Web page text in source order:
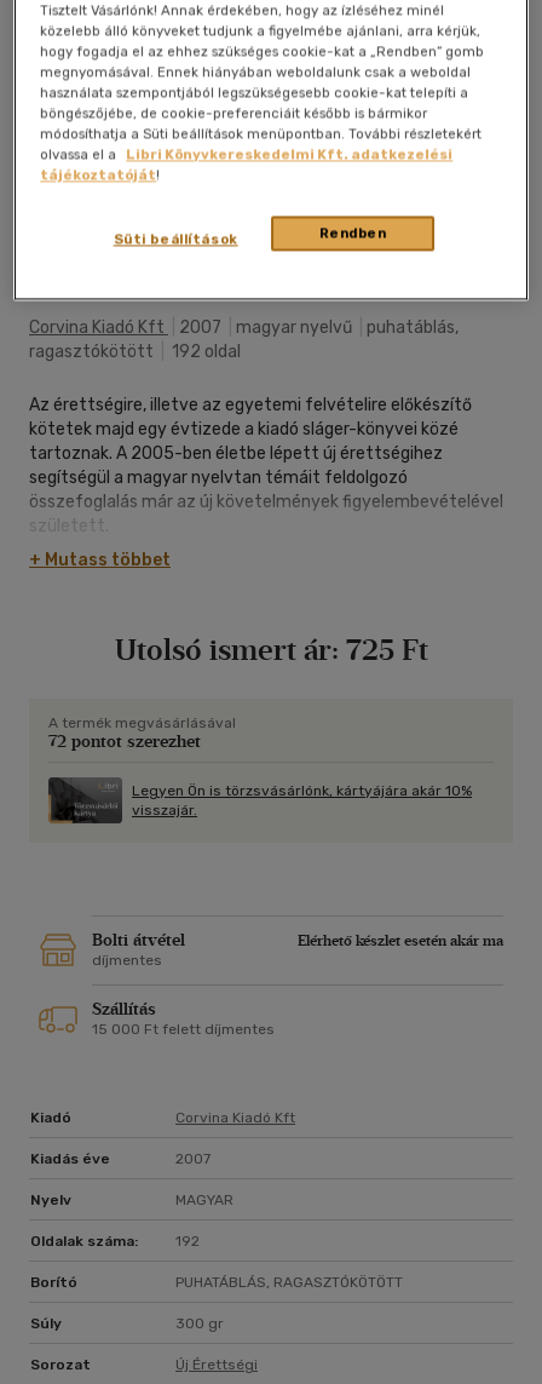
Kívánságlistához adom
Corvina Kiadó Kft 2007 magyar nyelvű
puhatáblás,
ragasztókötött
192 oldal
Az érettségire, illetve az egyetemi felvételire előkészítő
kötetek majd egy évtizede a kiadó sláger-könyvei közé
tartoznak. A 2005-ben életbe lépett új érettségihez
segítségül a magyar nyelvtan témáit feldolgozó
összefoglalás már az új követelmények figyelembevételével
született.
+ Mutass többet
Utolsó ismert ár: 725 Ft
A termék megvásárlásával
72 pontot szerezhet
Legyen Ön is törzsvásárlónk, kártyájára akár 10%
visszajár.
Bolti átvétel
Elérhető készlet esetén akár ma
díjmentes
Szállítás
15 000 Ft felett díjmentes
Kiadó Corvina Kiadó Kft
Kiadás éve 2007
Nyelv MAGYAR
Oldalak száma: 192
Borító PUHATÁBLÁS, RAGASZTÓKÖTÖTT
Súly 300 gr
Sorozat Új Érettségi
Tisztelt Vásárlónk! Annak érdekében, hogy az ízléséhez minél
közelebb álló könyveket tudjunk a figyelmébe ajánlani, arra kérjük,
hogy fogadja el az ehhez szükséges cookie-kat a „Rendben” gomb
megnyomásával. Ennek hiányában weboldalunk csak a weboldal
használata szempontjából legszükségesebb cookie-kat telepíti a
böngészőjébe, de cookie-preferenciáit később is bármikor
módosíthatja a Süti beállítások menüpontban. További részletekért
olvassa el a
Libri Könyvkereskedelmi Kft. adatkezelési
tájékoztatóját!
Rendben
Süti beállítások